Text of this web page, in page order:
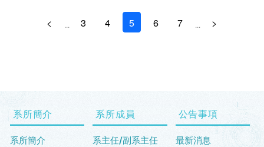
< ... 3 4 5 6 7 ... >
系所簡介
系所簡介
系所成員
系主任/副系主任
公告事項
最新消息